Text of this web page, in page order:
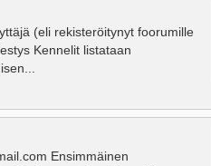
(eli rekisteröitynyt foorumille
Kennelit listataan
Ensimmäinen